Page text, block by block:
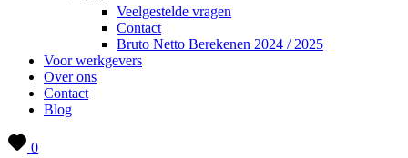
Veelgestelde vragen
Contact
Bruto Netto Berekenen 2024 / 2025
Voor werkgevers
Over ons
Contact
Blog
0